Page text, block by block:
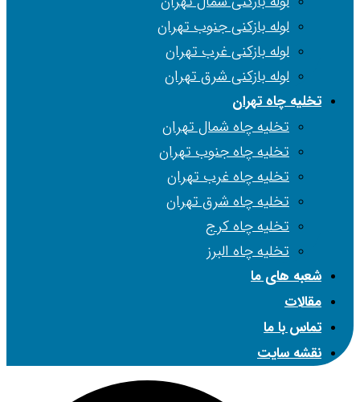
لوله بازکنی جنوب تهران
لوله بازکنی غرب تهران
لوله بازکنی شرق تهران
تخلیه چاه تهران
تخلیه چاه شمال تهران
تخلیه چاه جنوب تهران
تخلیه چاه غرب تهران
تخلیه چاه شرق تهران
تخلیه چاه کرج
تخلیه چاه البرز
شعبه های ما
مقالات
تماس با ما
نقشه سایت